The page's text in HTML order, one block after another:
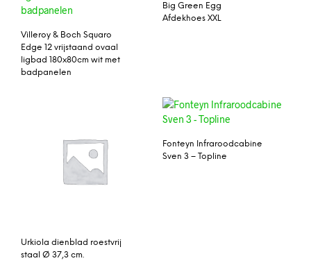
Villeroy & Boch Squaro
Edge 12 vrijstaand ovaal
ligbad 180x80cm wit met
badpanelen
Big Green Egg
Afdekhoes XXL
Urkiola dienblad roestvrij
staal Ø 37,3 cm.
Fonteyn Infraroodcabine
Sven 3 – Topline